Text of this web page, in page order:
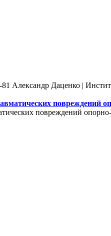
Александр Даценко |
повреждений
повреждений опорно-